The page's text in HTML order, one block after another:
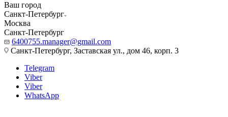
Ваш город
Санкт-Петербург
Москва
Санкт-Петербург
6400755.manager@gmail.com
Санкт-Петербург, Заставская ул., дом 46, корп. 3
Telegram
Viber
Viber
WhatsApp